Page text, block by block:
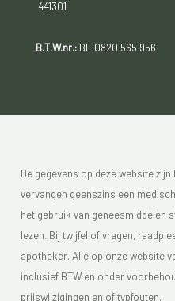
441301
B.T.W.nr.:BE 0820 565 956
De gegevens op deze website
vervangen geenszins een
het gebruik van geneesmiddelen
lezen. Bij twijfel of vragen,
apotheker. Alle op onze website
inclusief BTW en onder
prijswijzigingen en of typfouten.